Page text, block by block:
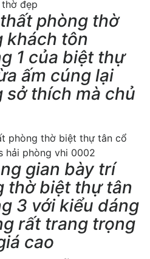
phòng thờ
khách tôn
1 của biệt thự
ấm cúng lại
sở thích mà chủ
gian bày trí
thờ biệt thự tân
3 với kiểu dáng
rất trang trọng
cao